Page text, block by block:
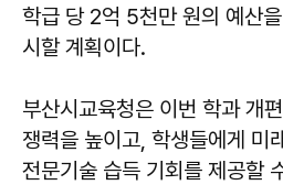
학급 당 2억 5천만 원의 예산
시할 계획이다.
부산시교육청은 이번 학과 개
쟁력을 높이고, 학생들에게 미
전문기술 습득 기회를 제공할